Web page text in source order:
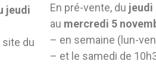
jeudi
site du
En pré-vente, du jeudi
au mercredi 5
– en semaine (lun-
– et le samedi de